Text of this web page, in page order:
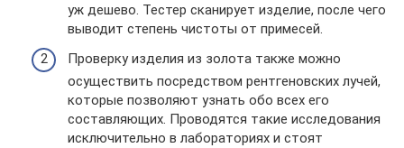
уж дешево. Тестер сканирует изделие, после чего
выводит степень чистоты от примесей.
Проверку изделия из золота также можно
осуществить посредством рентгеновских лучей,
которые позволяют узнать обо всех его
составляющих. Проводятся такие исследования
исключительно в лабораториях и стоят